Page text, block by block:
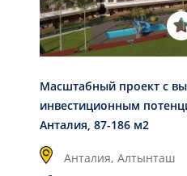
Масштабный проект с
инвестиционным
Анталия, 87-186 м2
Анталия, Алтынташ